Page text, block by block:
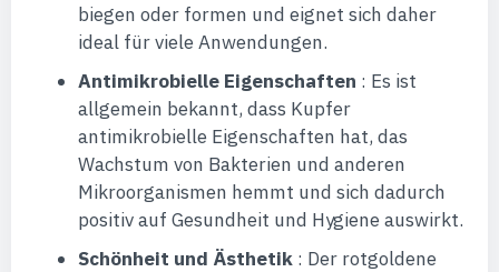
biegen oder formen und eignet sich daher
ideal für viele Anwendungen.
Antimikrobielle Eigenschaften : Es ist
allgemein bekannt, dass Kupfer
antimikrobielle Eigenschaften hat, das
Wachstum von Bakterien und anderen
Mikroorganismen hemmt und sich dadurch
positiv auf Gesundheit und Hygiene auswirkt.
Schönheit und Ästhetik : Der rotgoldene